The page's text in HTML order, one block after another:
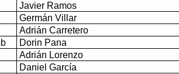
Javier Ramos
Germán Villar
Adrián Carretero
Dorin Pana
Adrián Lorenzo
Daniel García